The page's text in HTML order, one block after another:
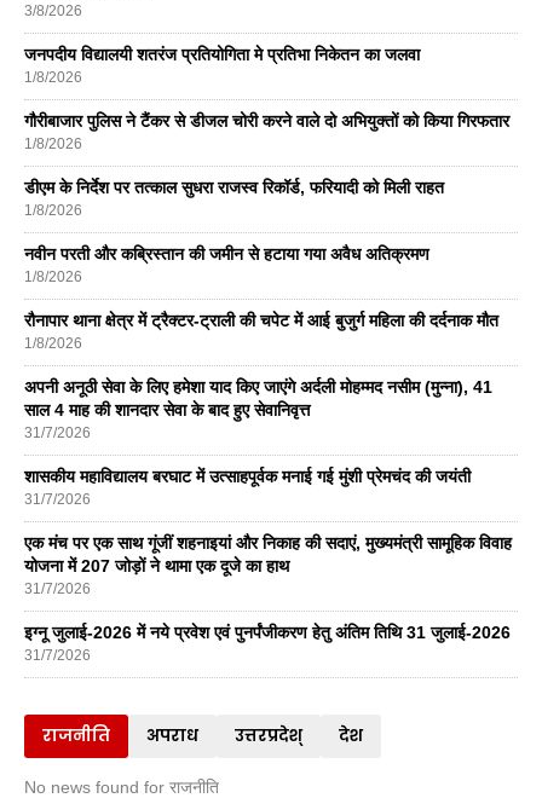
3/8/2026
जनपदीय विद्यालयी शतरंज प्रतियोगिता मे प्रतिभा निकेतन का जलवा
1/8/2026
गौरीबाजार पुलिस ने टैंकर से डीजल चोरी करने वाले दो अभियुक्तों को किया गिरफतार
1/8/2026
डीएम के निर्देश पर तत्काल सुधरा राजस्व रिकॉर्ड, फरियादी को मिली राहत
1/8/2026
नवीन परती और कब्रिस्तान की जमीन से हटाया गया अवैध अतिक्रमण
1/8/2026
रौनापार थाना क्षेत्र में ट्रैक्टर-ट्राली की चपेट में आई बुजुर्ग महिला की दर्दनाक मौत
1/8/2026
अपनी अनूठी सेवा के लिए हमेशा याद किए जाएंगे अर्दली मोहम्मद नसीम (मुन्ना), 41
साल 4 माह की शानदार सेवा के बाद हुए सेवानिवृत्त
31/7/2026
शासकीय महाविद्यालय बरघाट में उत्साहपूर्वक मनाई गई मुंशी प्रेमचंद की जयंती
31/7/2026
एक मंच पर एक साथ गूंजीं शहनाइयां और निकाह की सदाएं, मुख्यमंत्री सामूहिक विवाह
योजना में 207 जोड़ों ने थामा एक दूजे का हाथ
31/7/2026
इग्नू जुलाई-2026 में नये प्रवेश एवं पुनर्पंजीकरण हेतु अंतिम तिथि 31 जुलाई-2026
31/7/2026
राजनीति अपराध उत्तरप्रदेश् देश
No news found for राजनीति